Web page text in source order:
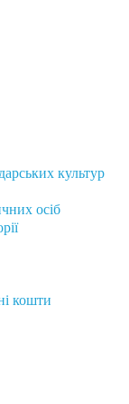
культур
осіб
кошти